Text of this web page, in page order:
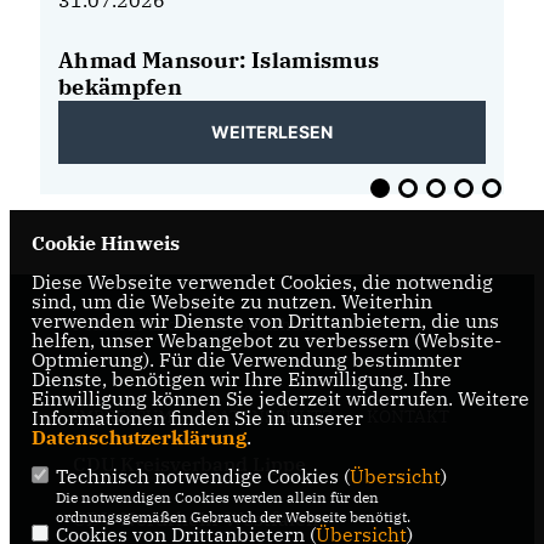
Ahmad Mansour: Islamismus
bekämpfen
WEITERLESEN
Politik in und um Leopoldshöhe
IMPRESSUM DATENSCHUTZ
CDU Kreisverband Lippe
CDU Nordrhein-Westfalen
Cookie Hinweis
Diese Webseite verwendet Cookies, die notwendig
sind, um die Webseite zu nutzen. Weiterhin
verwenden wir Dienste von Drittanbietern, die uns
helfen, unser Webangebot zu verbessern (Website-
Optmierung). Für die Verwendung bestimmter
Dienste, benötigen wir Ihre Einwilligung. Ihre
Einwilligung können Sie jederzeit widerrufen. Weitere
Informationen finden Sie in unserer
Datenschutzerklärung.
Technisch notwendige Cookies (Übersicht)
Die notwendigen Cookies werden allein für den
ordnungsgemäßen Gebrauch der Webseite benötigt.
Cookies von Drittanbietern (Übersicht)